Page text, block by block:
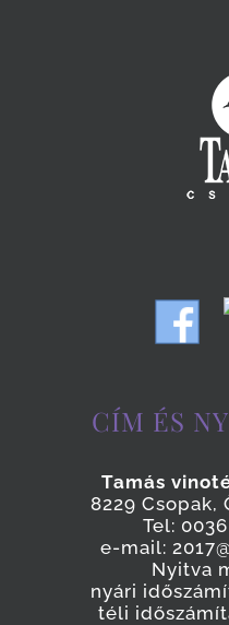
CÍM ÉS
Tamás
8229 Csopak,
Tel:
e-mail:
Nyitva
nyári
téli